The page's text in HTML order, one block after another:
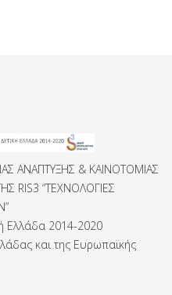
ΑΝΑΠΤΥΞΗΣ & ΚΑΙΝΟΤΟΜΙΑΣ
RIS3 “ΤΕΧΝΟΛΟΓΙΕΣ
Ελλάδα 2014-2020
και της Ευρωπαϊκής